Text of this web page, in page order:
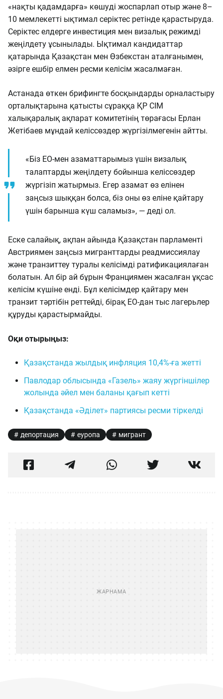
«нақты қадамдарға» көшуді жоспарлап отыр және 8–
10 мемлекетті ықтимал серіктес ретінде қарастыруда.
Серіктес елдерге инвестиция мен визалық режимді
жеңілдету ұсынылады. Ықтимал кандидаттар
қатарында Қазақстан мен Өзбекстан аталғанымен,
әзірге ешбір елмен ресми келісім жасалмаған.
Астанада өткен брифингте босқындарды орналастыру
орталықтарына қатысты сұраққа ҚР СІМ
халықаралық ақпарат комитетінің төрағасы Ерлан
Жетібаев мұндай келіссөздер жүргізілмегенін айтты.
«Біз ЕО-мен азаматтарымыз үшін визалық
талаптарды жеңілдету бойынша келіссөздер
жүргізіп жатырмыз. Егер азамат өз елінен
заңсыз шыққан болса, біз оны өз еліне қайтару
үшін барынша күш саламыз», — деді ол.
Еске салайық, ақпан айында Қазақстан парламенті
Австриямен заңсыз мигранттарды реадмиссиялау
және транзиттеу туралы келісімді ратификациялаған
болатын. Ал бір ай бұрын Франциямен жасалған ұқсас
келісім күшіне енді. Бұл келісімдер қайтару мен
транзит тәртібін реттейді, бірақ ЕО-дан тыс лагерьлер
құруды қарастырмайды.
Оқи отырыңыз:
Қазақстанда жылдық инфляция 10,4%-ға жетті
Павлодар облысында «Газель» жаяу жүргіншілер
жолында әйел мен баланы қағып кетті
Қазақстанда «Әділет» партиясы ресми тіркелді
депортация еуропа мигрант